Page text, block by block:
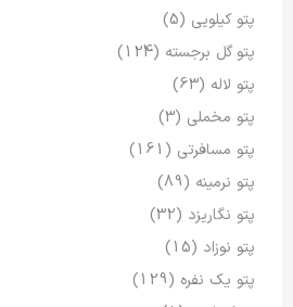
پتو کیلویی (5)
پتو گل برجسته (124)
پتو لاله (63)
پتو مخملی (3)
پتو مسافرتی (161)
پتو نرمینه (89)
پتو نگاریزد (32)
پتو نوزاد (15)
پتو یک نفره (129)